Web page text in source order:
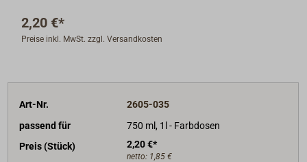
2,20 €*
Preise inkl. MwSt. zzgl. Versandkosten
Art-Nr.
2605-035
passend für
750 ml, 1l - Farbdosen
Preis (Stück)
2,20 €*
netto: 1,85 €